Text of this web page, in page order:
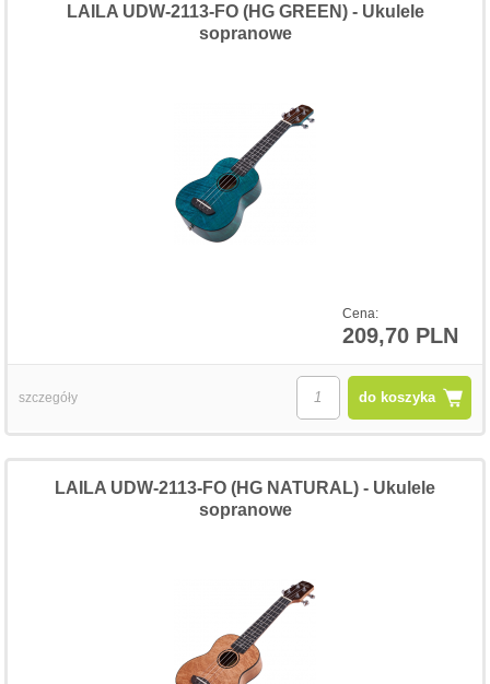
Cena:
209,70 PLN
LAILA UDW-2113-FO (HG GREEN) - Ukulele
sopranowe
do koszyka
szczegóły
LAILA UDW-2113-FO (HG NATURAL) - Ukulele
sopranowe